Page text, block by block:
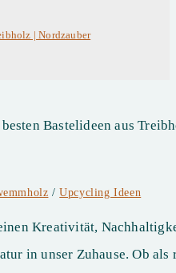
| Nordzauber
/ Upcycling Ideen
Kreativität,
in unser Zuhause. Ob